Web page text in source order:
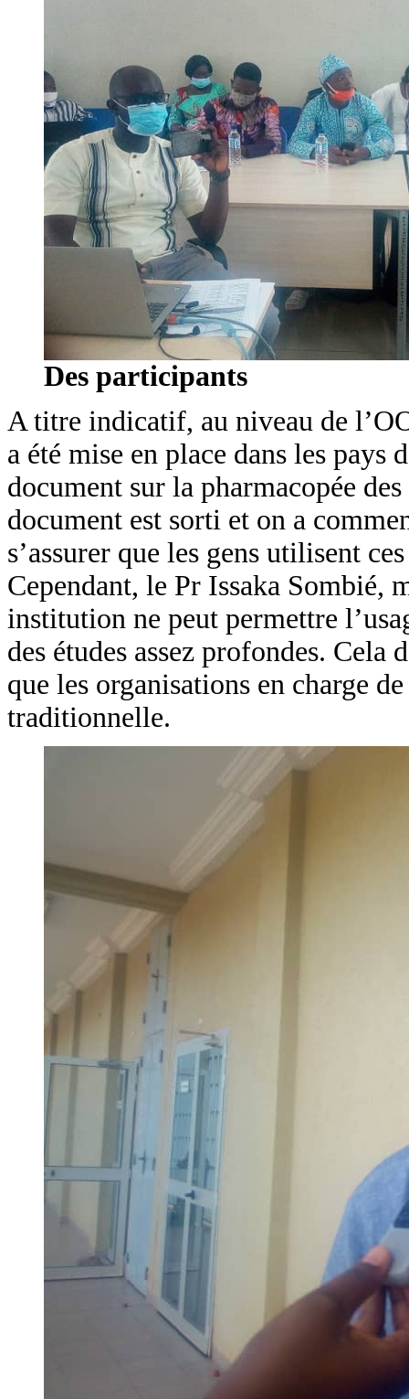
Des participants
A titre indicatif, au niveau de
a été mise en place dans les
document sur la pharmacopée
document est sorti et on a
s’assurer que les gens utilisent
Cependant, le Pr Issaka Sombié,
institution ne peut permettre
des études assez profondes.
que les organisations en charge
traditionnelle.